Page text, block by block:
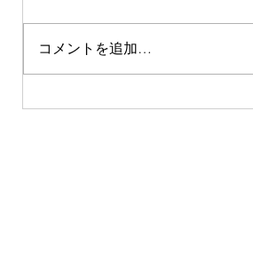
「できること」と「絶対にし
コメントを追加…